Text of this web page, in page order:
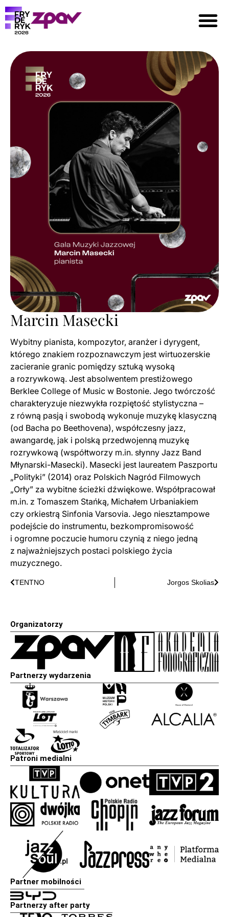
Marcin Masecki
Wybitny pianista, kompozytor, aranżer i dyrygent,
którego znakiem rozpoznawczym jest wirtuozerskie
zacieranie granic pomiędzy sztuką wysoką
a rozrywkową. Jest absolwentem prestiżowego
Berklee College of Music w Bostonie. Jego twórczość
charakteryzuje niezwykła rozpiętość stylistyczna –
z równą pasją i swobodą wykonuje muzykę klasyczną
(od Bacha po Beethovena), współczesny jazz,
awangardę, jak i polską przedwojenną muzykę
rozrywkową (współtworzy m.in. słynny Jazz Band
Młynarski-Masecki). Masecki jest laureatem Paszportu
„Polityki” (2014) oraz Polskich Nagród Filmowych
„Orły” za wybitne ścieżki dźwiękowe. Współpracował
m.in. z Tomaszem Stańką, Michałem Urbaniakiem
czy orkiestrą Sinfonia Varsovia. Jego niesztampowe
podejście do instrumentu, bezkompromisowość
i ogromne poczucie humoru czynią z niego jedną
z najważniejszych postaci polskiego życia
muzycznego.
TENTNO Jorgos Skolias
Organizatorzy
Partnerzy wydarzenia
Patroni medialni
Partner mobilności
Partnerzy after party